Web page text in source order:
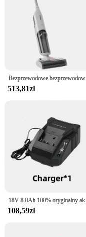
design and
513,81zł
18V 8.0Ah
108,59zł